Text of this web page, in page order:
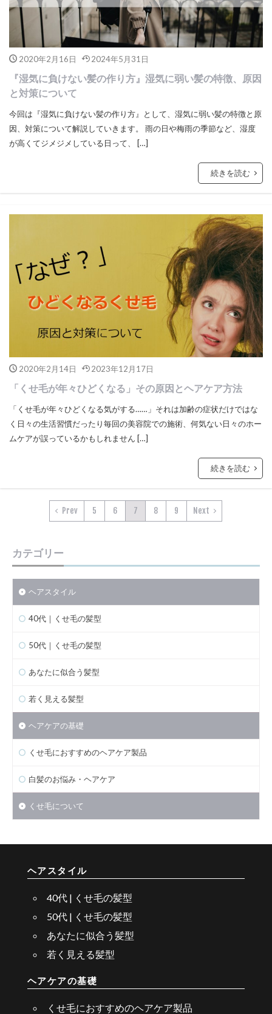
2020年2月16日 2024年5月31日
『湿気に負けない髪の作り方』湿気に弱い髪の特徴、原因
と対策について
今回は『湿気に負けない髪の作り方』として、湿気に弱い髪の特徴と原
因、対策について解説していきます。 雨の日や梅雨の季節など、湿度
が高くてジメジメしている日って、 […]
続きを読む
2020年2月14日 2023年12月17日
「くせ毛が年々ひどくなる」その原因とヘアケア方法
「くせ毛が年々ひどくなる気がする……」それは加齢の症状だけではな
く日々の生活習慣だったり毎回の美容院での施術、何気ない日々のホー
ムケアが誤っているかもしれません […]
続きを読む
Prev 5 6 7 8 9 Next
カテゴリー
ヘアスタイル
40代｜くせ毛の髪型
50代｜くせ毛の髪型
あなたに似合う髪型
若く見える髪型
ヘアケアの基礎
くせ毛におすすめのヘアケア製品
白髪のお悩み・ヘアケア
くせ毛について
ヘアスタイル
40代 | くせ毛の髪型
50代 | くせ毛の髪型
あなたに似合う髪型
若く見える髪型
ヘアケアの基礎
くせ毛におすすめのヘアケア製品